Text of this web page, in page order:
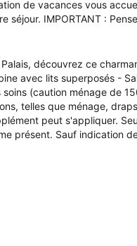
de vacances vous
séjour. IMPORTANT :
découvrez ce
avec lits superposés -
(caution ménage de
telles que ménage,
peut s'appliquer.
présent. Sauf indication